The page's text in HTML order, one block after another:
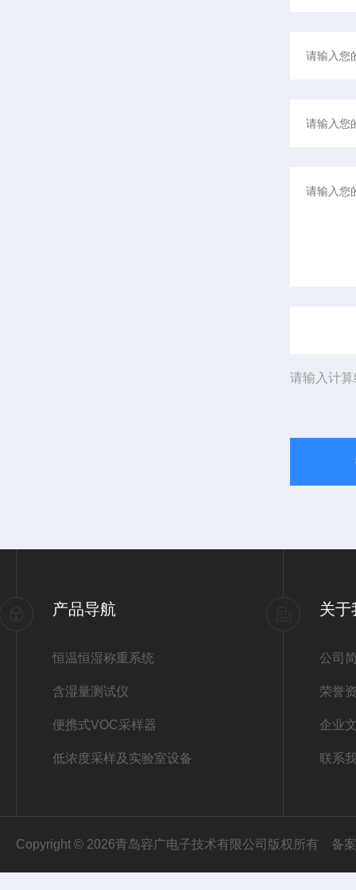
请输入计
产品导航
恒温恒湿称重系统
含湿量测试仪
便携式VOC采样器
低浓度采样及实验室设备
关于
公司
荣誉
企业
联系
Copyright © 2026青岛容广电子技术有限公司版权所有 备